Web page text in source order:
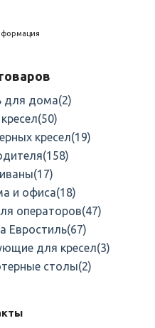
для дома(2)
(50)
кресел(19)
(158)
(17)
и офиса(18)
операторов(47)
Евростиль(67)
для кресел(3)
столы(2)